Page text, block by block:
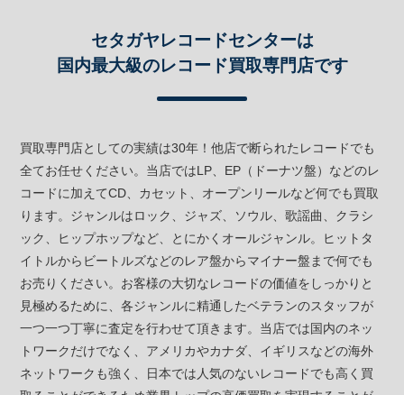
セタガヤレコードセンターは
国内最大級のレコード買取専門店です
買取専門店としての実績は30年！他店で断られたレコードでも
全てお任せください。当店ではLP、EP（ドーナツ盤）などのレ
コードに加えてCD、カセット、オープンリールなど何でも買取
ります。ジャンルはロック、ジャズ、ソウル、歌謡曲、クラシ
ック、ヒップホップなど、とにかくオールジャンル。ヒットタ
イトルからビートルズなどのレア盤からマイナー盤まで何でも
お売りください。お客様の大切なレコードの価値をしっかりと
見極めるために、各ジャンルに精通したベテランのスタッフが
一つ一つ丁寧に査定を行わせて頂きます。当店では国内のネッ
トワークだけでなく、アメリカやカナダ、イギリスなどの海外
ネットワークも強く、日本では人気のないレコードでも高く買